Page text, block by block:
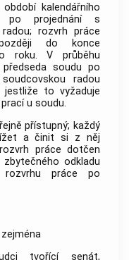
kalendářního
po projednání s
; rozvrh práce
do konce
roku. V průběhu
soudu po
soudcovskou radou
to vyžaduje
u soudu.
přístupný; každý
a činit si z něj
práce dotčen
odkladu
práce po
tvořící senát,